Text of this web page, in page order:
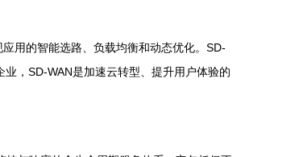
用的智能选路、负载均衡和动态优化。SD-
，SD-WAN是加速云转型、提升用户体验的